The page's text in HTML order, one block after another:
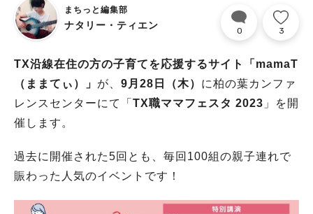
まちっと編集部
ナタリー・ティエン 0 3
TX沿線在住の方の子育てを応援するサイト「mamaT
（ままてぃ）」 が、 9月28日（木） に柏の葉カンファ
レンスセンターにて「 TX職ママフェスタ 2023 」を開
催します。
過去に開催された5回とも、毎回100組の親子連れで
賑わった人気のイベントです！